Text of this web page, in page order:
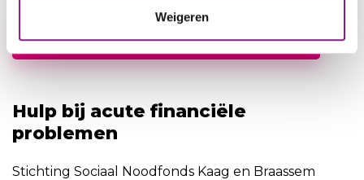
Weigeren
Lees meer over schuldhulpverlening
Hulp bij acute financiële
problemen
Stichting Sociaal Noodfonds Kaag en Braassem